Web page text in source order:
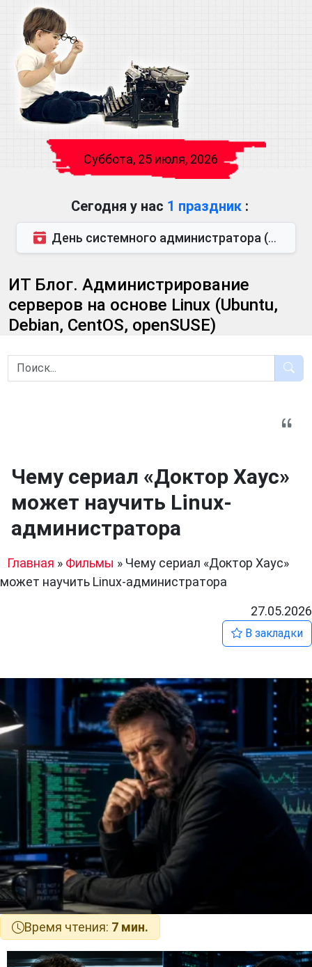
Суббота, 25 июля, 2026
Сегодня у нас 1 праздник :
День системного администратора (также известен как День сисадмина) — праздник, который отмечается...
ИТ Блог. Администрирование
серверов на основе Linux (Ubuntu,
Debian, CentOS, openSUSE)
Чему сериал «Доктор Хаус»
может научить Linux-
администратора
Главная » Фильмы » Чему сериал «Доктор Хаус»
может научить Linux-администратора
27.05.2026
В закладки
Время чтения: 7 мин.